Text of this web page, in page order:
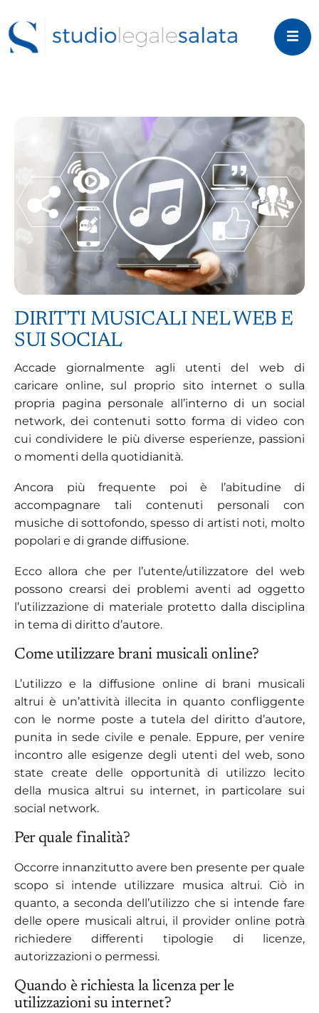
DIRITTI MUSICALI NEL WEB E
SUI SOCIAL
Accade giornalmente agli utenti del web di
caricare online, sul proprio sito internet o sulla
propria pagina personale all’interno di un social
network, dei contenuti sotto forma di video con
cui condividere le più diverse esperienze, passioni
o momenti della quotidianità.
Ancora più frequente poi è l’abitudine di
accompagnare tali contenuti personali con
musiche di sottofondo, spesso di artisti noti, molto
popolari e di grande diffusione.
Ecco allora che per l’utente/utilizzatore del web
possono crearsi dei problemi aventi ad oggetto
l’utilizzazione di materiale protetto dalla disciplina
in tema di diritto d’autore.
Come utilizzare brani musicali online?
L’utilizzo e la diffusione online di brani musicali
altrui è un’attività illecita in quanto confliggente
con le norme poste a tutela del diritto d’autore,
punita in sede civile e penale. Eppure, per venire
incontro alle esigenze degli utenti del web, sono
state create delle opportunità di utilizzo lecito
della musica altrui su internet, in particolare sui
social network.
Per quale finalità?
Occorre innanzitutto avere ben presente per quale
scopo si intende utilizzare musica altrui. Ciò in
quanto, a seconda dell’utilizzo che si intende fare
delle opere musicali altrui, il provider online potrà
richiedere differenti tipologie di licenze,
autorizzazioni o permessi.
Quando è richiesta la licenza per le
utilizzazioni su internet?